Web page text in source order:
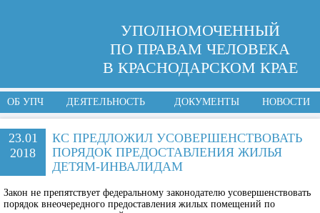
УПОЛНОМОЧЕННЫЙ
ПО ПРАВАМ ЧЕЛОВЕКА
В КРАСНОДАРСКОМ КРАЕ
ОБ УПЧ ДЕЯТЕЛЬНОСТЬ ДОКУМЕНТЫ НОВОСТИ
23.01
2018
КС ПРЕДЛОЖИЛ УСОВЕРШЕНСТВОВАТЬ
ПОРЯДОК ПРЕДОСТАВЛЕНИЯ ЖИЛЬЯ
ДЕТЯМ-ИНВАЛИДАМ
Закон не препятствует федеральному законодателю усовершенствовать
порядок внеочередного предоставления жилых помещений по